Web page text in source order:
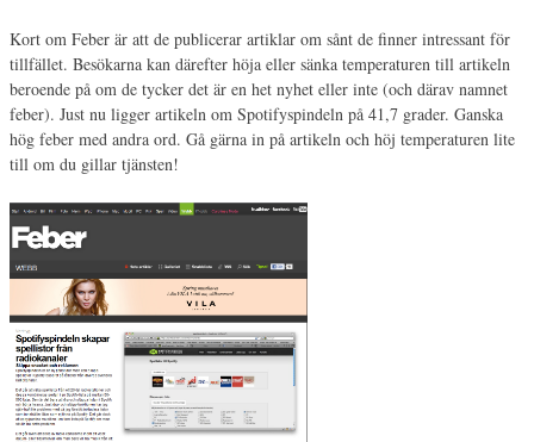
Kort om Feber är att de publicerar artiklar om sånt de finner intressant för
tillfället. Besökarna kan därefter höja eller sänka temperaturen till artikeln
beroende på om de tycker det är en het nyhet eller inte (och därav namnet
feber). Just nu ligger artikeln om Spotifyspindeln på 41,7 grader. Ganska
hög feber med andra ord. Gå gärna in på artikeln och höj temperaturen lite
till om du gillar tjänsten!